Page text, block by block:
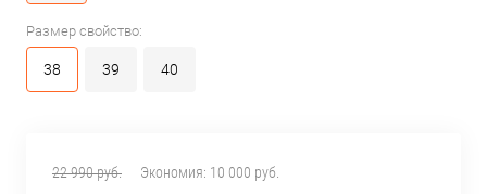
Размер свойство:
38 39 40
22 990 руб. Экономия: 10 000 руб.